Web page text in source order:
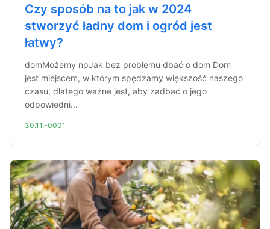
Czy sposób na to jak w 2024
stworzyć ładny dom i ogród jest
łatwy?
domMożemy npJak bez problemu dbać o dom Dom
jest miejscem, w którym spędzamy większość naszego
czasu, dlatego ważne jest, aby zadbać o jego
odpowiedni...
30.11.-0001